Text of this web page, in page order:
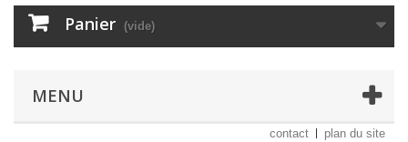
Panier (vide)
MENU
contact plan du site